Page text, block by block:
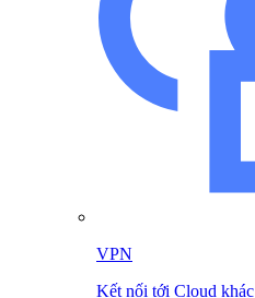
VPN
Kết nối tới Cloud khác